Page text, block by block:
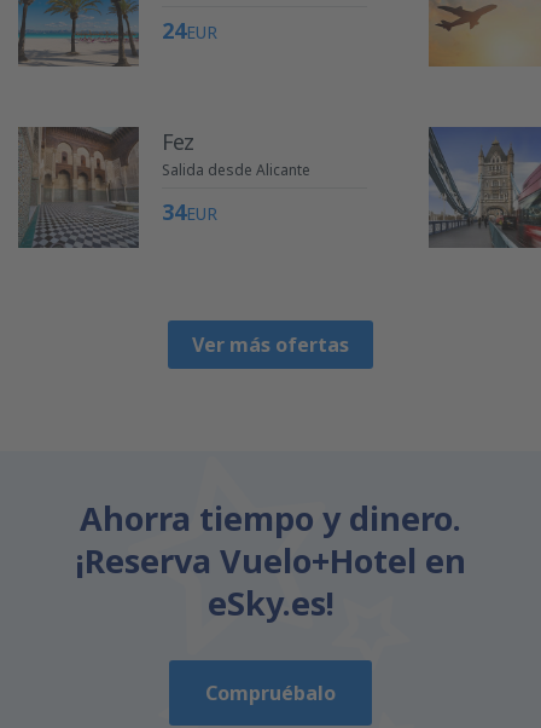
24EUR
Fez
Salida desde Alicante
34EUR
Ver más ofertas
Ahorra tiempo y dinero.
¡Reserva Vuelo+Hotel en
eSky.es!
Compruébalo